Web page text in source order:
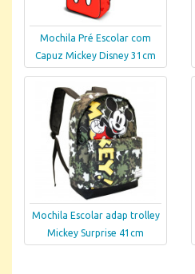
Mochila Pré Escolar com
Capuz Mickey Disney 31cm
Mochila Escolar adap trolley
Mickey Surprise 41cm